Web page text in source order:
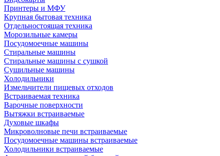
Принтеры и МФУ
Крупная бытовая техника
Отдельностоящая техника
Морозильные камеры
Посудомоечные машины
Стиральные машины
Стиральные машины с сушкой
Сушильные машины
Холодильники
Измельчители пищевых отходов
Встраиваемая техника
Варочные поверхности
Вытяжки встраиваемые
Духовые шкафы
Микроволновые печи встраиваемые
Посудомоечные машины встраиваемые
Холодильники встраиваемые